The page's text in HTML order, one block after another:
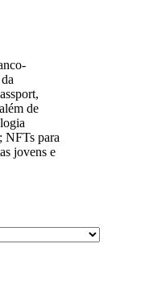
de
NFTs para
jovens e